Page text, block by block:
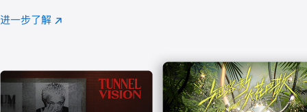
注
进一步了解 Apple
(在
口
中
打